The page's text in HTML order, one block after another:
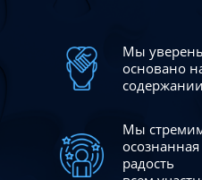
Мы
основано
Мы
радость